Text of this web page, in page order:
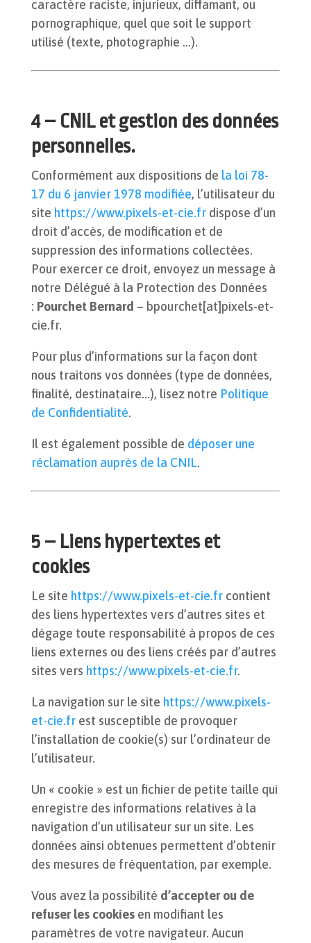
caractère raciste, injurieux, diffamant, ou
pornographique, quel que soit le support
utilisé (texte, photographie …).
4 – CNIL et gestion des données
personnelles.
Conformément aux dispositions de la loi 78-
17 du 6 janvier 1978 modifiée, l’utilisateur du
site https://www.pixels-et-cie.fr dispose d’un
droit d’accès, de modification et de
suppression des informations collectées.
Pour exercer ce droit, envoyez un message à
notre Délégué à la Protection des Données
: Pourchet Bernard – bpourchet[at]pixels-et-
cie.fr.
Pour plus d’informations sur la façon dont
nous traitons vos données (type de données,
finalité, destinataire…), lisez notre Politique
de Confidentialité.
Il est également possible de déposer une
réclamation auprès de la CNIL.
5 – Liens hypertextes et
cookies
Le site https://www.pixels-et-cie.fr contient
des liens hypertextes vers d’autres sites et
dégage toute responsabilité à propos de ces
liens externes ou des liens créés par d’autres
sites vers https://www.pixels-et-cie.fr.
La navigation sur le site https://www.pixels-
et-cie.fr est susceptible de provoquer
l’installation de cookie(s) sur l’ordinateur de
l’utilisateur.
Un « cookie » est un fichier de petite taille qui
enregistre des informations relatives à la
navigation d’un utilisateur sur un site. Les
données ainsi obtenues permettent d’obtenir
des mesures de fréquentation, par exemple.
Vous avez la possibilité d’accepter ou de
refuser les cookies en modifiant les
paramètres de votre navigateur. Aucun